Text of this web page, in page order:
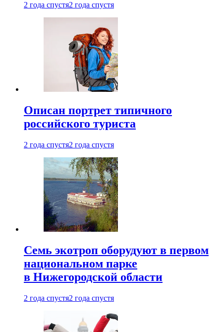
2 года спустя2 года спустя
Описан портрет типичного
российского туриста
2 года спустя2 года спустя
Семь экотроп оборудуют в первом
национальном парке
в Нижегородской области
2 года спустя2 года спустя